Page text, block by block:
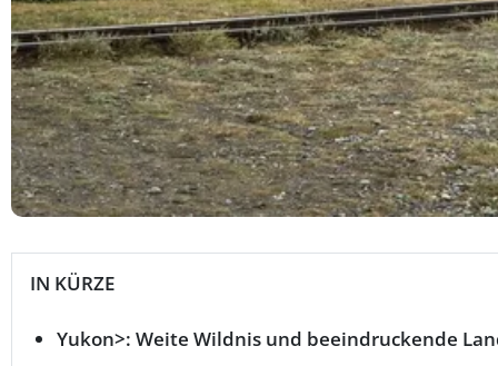
IN KÜRZE
Yukon>: Weite Wildnis und beeindruckende